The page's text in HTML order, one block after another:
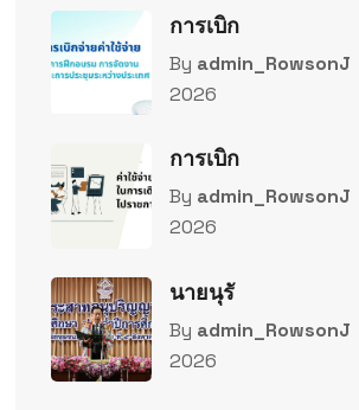
การเบิก
By admin_RowsonJ
2026
การเบิก
By admin_RowsonJ
2026
นายนุรั
By admin_RowsonJ
2026